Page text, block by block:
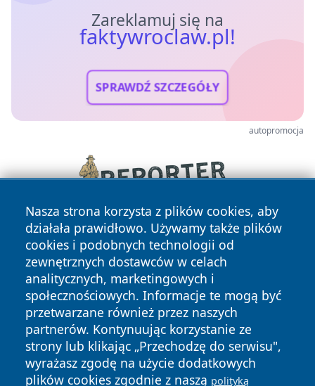
Zareklamuj się na
faktywroclaw.pl!
SPRAWDŹ SZCZEGÓŁY
autopromocja
Nasza strona korzysta z plików cookies, aby
działała prawidłowo. Używamy także plików
cookies i podobnych technologii od
zewnętrznych dostawców w celach
analitycznych, marketingowych i
społecznościowych. Informacje te mogą być
przetwarzane również przez naszych
partnerów. Kontynuując korzystanie ze
strony lub klikając „Przechodzę do serwisu",
wyrażasz zgodę na użycie dodatkowych
plików cookies zgodnie z naszą polityką
Copyright © 2026 faktywroclaw.pl Wszystkie prawa
zastrzeżone.